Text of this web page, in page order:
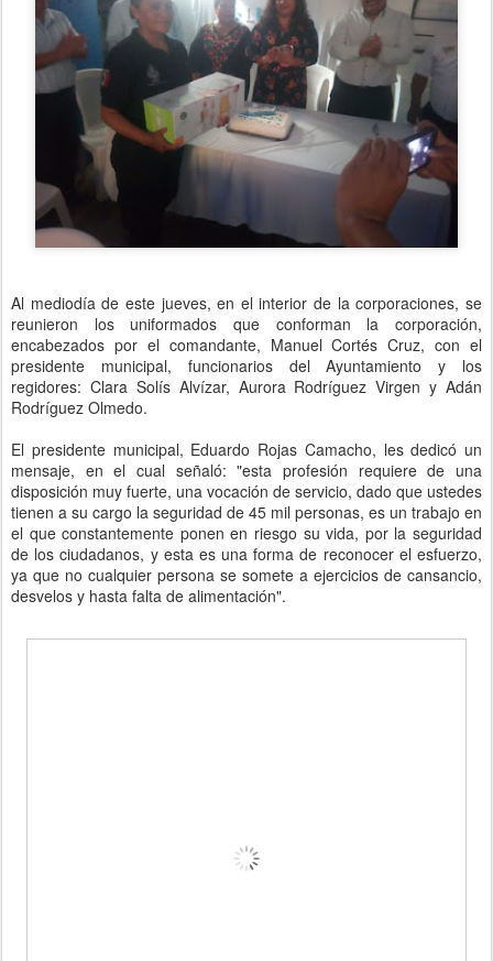
Al mediodía de este jueves, en el interior de la corporaciones, se
reunieron los uniformados que conforman la corporación,
encabezados por el comandante, Manuel Cortés Cruz, con el
presidente municipal, funcionarios del Ayuntamiento y los
regidores: Clara Solís Alvízar, Aurora Rodríguez Virgen y Adán
Rodríguez Olmedo.
El presidente municipal, Eduardo Rojas Camacho, les dedicó un
mensaje, en el cual señaló: "esta profesión requiere de una
disposición muy fuerte, una vocación de servicio, dado que ustedes
tienen a su cargo la seguridad de 45 mil personas, es un trabajo en
el que constantemente ponen en riesgo su vida, por la seguridad
de los ciudadanos, y esta es una forma de reconocer el esfuerzo,
ya que no cualquier persona se somete a ejercicios de cansancio,
desvelos y hasta falta de alimentación".